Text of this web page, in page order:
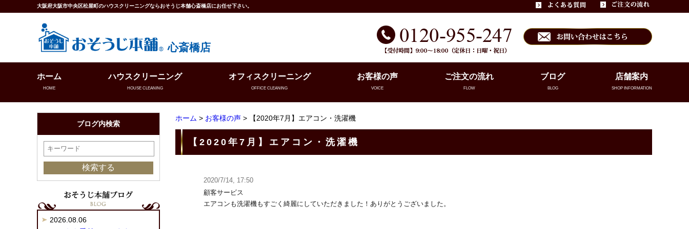
大阪府大阪市中央区松屋町のハウスクリーニングならおそうじ本舗心斎橋店にお任せ下さい。
心斎橋店
ホーム
HOME
ハウスクリーニング
HOUSE CLEANING
オフィスクリーニング
OFFICE CLEANING
お客様の声
VOICE
ご注文の流れ
FLOW
ブログ
BLOG
店舗案内
SHOP INFORMATION
ホーム > お客様の声 > 【2020年7月】エアコン・洗濯機
【2020年7月】エアコン・洗濯機
2020/7/14, 17:50
顧客サービス
エアコンも洗濯機もすごく綺麗にしていただきました！ありがとうございました。
ブログ内検索
2026.08.06